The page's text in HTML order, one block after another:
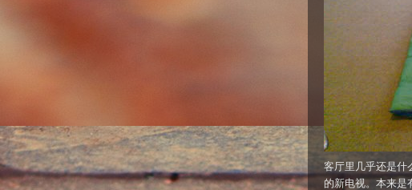
客厅里几乎还是什
的新电视。本来是